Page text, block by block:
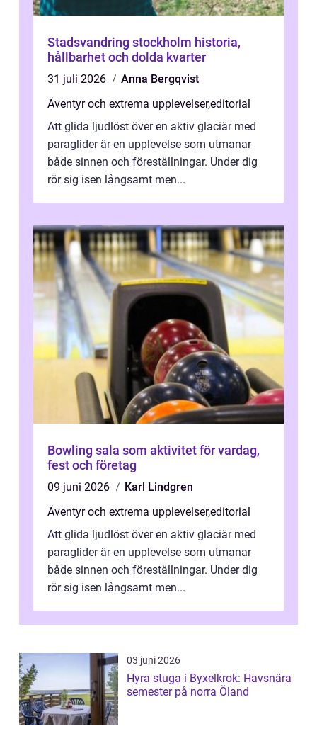
Stadsvandring stockholm historia,
hållbarhet och dolda kvarter
31 juli 2026
Anna Bergqvist
Äventyr och extrema upplevelser,editorial
Att glida ljudlöst över en aktiv glaciär med
paraglider är en upplevelse som utmanar
både sinnen och föreställningar. Under dig
rör sig isen långsamt men...
Bowling sala som aktivitet för vardag,
fest och företag
09 juni 2026
Karl Lindgren
Äventyr och extrema upplevelser,editorial
Att glida ljudlöst över en aktiv glaciär med
paraglider är en upplevelse som utmanar
både sinnen och föreställningar. Under dig
rör sig isen långsamt men...
03 juni 2026
Hyra stuga i Byxelkrok: Havsnära
semester på norra Öland